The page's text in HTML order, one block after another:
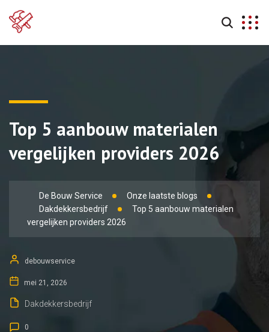
Top 5 aanbouw materialen
vergelijken providers 2026
De Bouw Service
Onze laatste blogs
Dakdekkersbedrijf
Top 5 aanbouw materialen
vergelijken providers 2026
debouwservice
mei 21, 2026
Dakdekkersbedrijf
0